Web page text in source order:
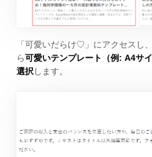
「可愛いだらけ♡」にアクセスし
ら可愛いテンプレート（例: A4サ
選択 します。